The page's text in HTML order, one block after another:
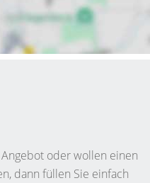
oder wollen einen
dann füllen Sie einfach